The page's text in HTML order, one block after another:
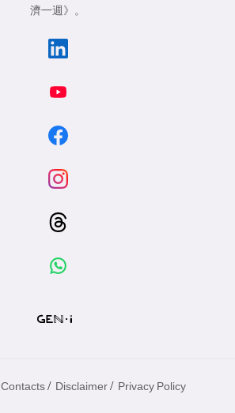
濟一週》
。
Contacts / Disclaimer / Privacy Policy